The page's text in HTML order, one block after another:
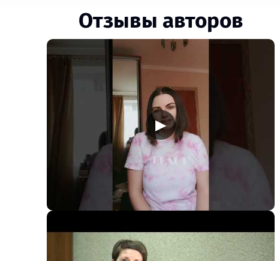
Отзывы авторов
▶